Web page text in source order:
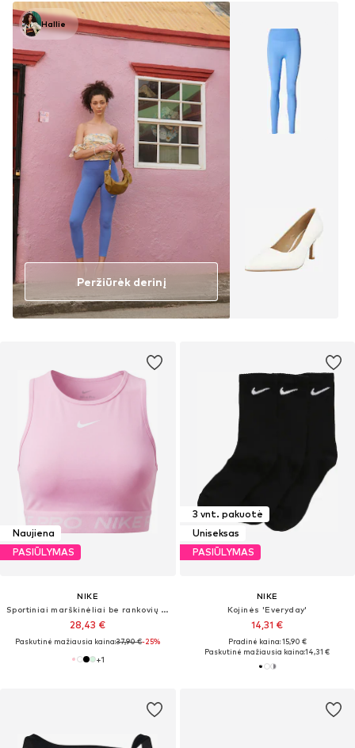
Naujiena
PASIŪLYMAS
NIKE
Sportiniai marškinėliai be rankovių 'PRO 365'
28,43 €
Paskutinė mažiausia kaina:37,90 €-25%
+1
3 vnt. pakuotė
Uniseksas
PASIŪLYMAS
NIKE
Kojinės 'Everyday'
14,31 €
Pradinė kaina: 15,90 €
Paskutinė mažiausia kaina:14,31 €
Hallie
Peržiūrėk derinį